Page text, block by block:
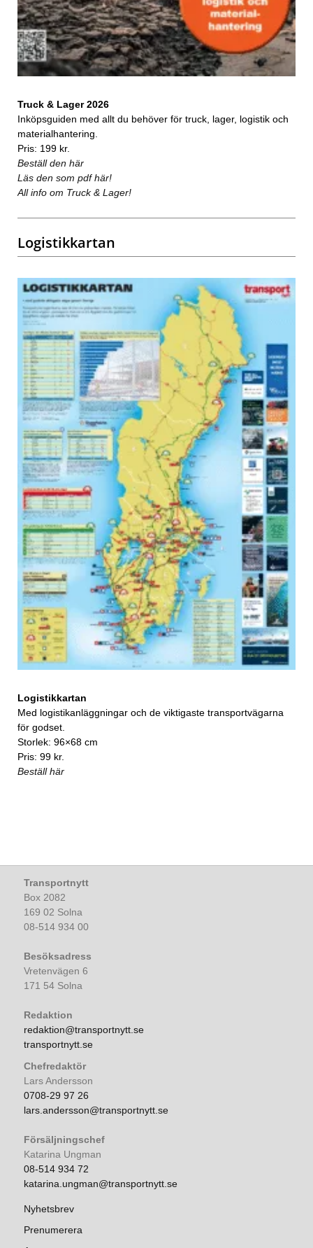
Truck & Lager 2026
Inköpsguiden med allt du behöver för truck, lager, logistik och
materialhantering.
Pris: 199 kr.
Beställ den här
Läs den som pdf här!
All info om Truck & Lager!
Logistikkartan
Logistikkartan
Med logistikanläggningar och de viktigaste transportvägarna
för godset.
Storlek: 96×68 cm
Pris: 99 kr.
Beställ här
Transportnytt
Box 2082
169 02 Solna
08-514 934 00
Besöksadress
Vretenvägen 6
171 54 Solna
Redaktion
redaktion@transportnytt.se
transportnytt.se
Chefredaktör
Lars Andersson
0708-29 97 26
lars.andersson@transportnytt.se
Försäljningschef
Katarina Ungman
08-514 934 72
katarina.ungman@transportnytt.se
Nyhetsbrev
Prenumerera